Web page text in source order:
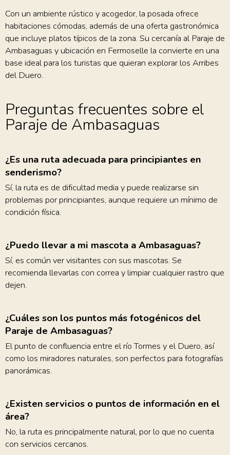
Con un ambiente rústico y acogedor, la posada ofrece
habitaciones cómodas, además de una oferta gastronómica
que incluye platos típicos de la zona. Su cercanía al Paraje de
Ambasaguas y ubicación en Fermoselle la convierte en una
base ideal para los turistas que quieran explorar los Arribes
del Duero.
Preguntas frecuentes sobre el
Paraje de Ambasaguas
¿Es una ruta adecuada para principiantes en
senderismo?
Sí, la ruta es de dificultad media y puede realizarse sin
problemas por principiantes, aunque requiere un mínimo de
condición física.
¿Puedo llevar a mi mascota a Ambasaguas?
Sí, es común ver visitantes con sus mascotas. Se
recomienda llevarlas con correa y limpiar cualquier rastro que
dejen.
¿Cuáles son los puntos más fotogénicos del
Paraje de Ambasaguas?
El punto de confluencia entre el río Tormes y el Duero, así
como los miradores naturales, son perfectos para fotografías
panorámicas.
¿Existen servicios o puntos de información en el
área?
No, la ruta es principalmente natural, por lo que no cuenta
con servicios cercanos.